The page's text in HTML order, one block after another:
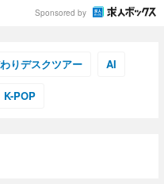
Sponsored by
りデスクツアー AI
K-POP